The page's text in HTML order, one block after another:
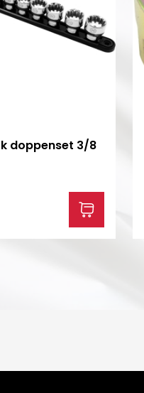
doppenset 3/8